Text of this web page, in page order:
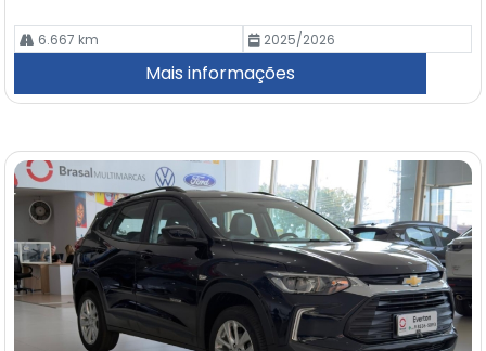
6.667 km 2025/2026
Mais informações